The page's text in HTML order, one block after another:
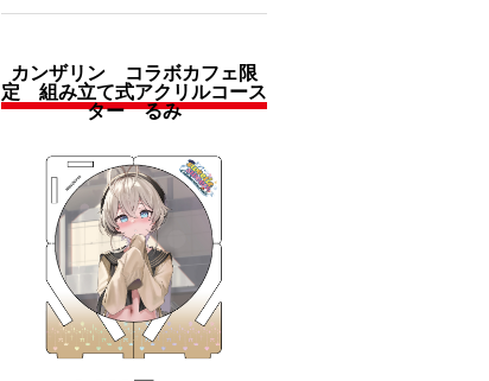
カンザリン コラボカフェ限
定 組み立て式アクリルコース
ター るみ